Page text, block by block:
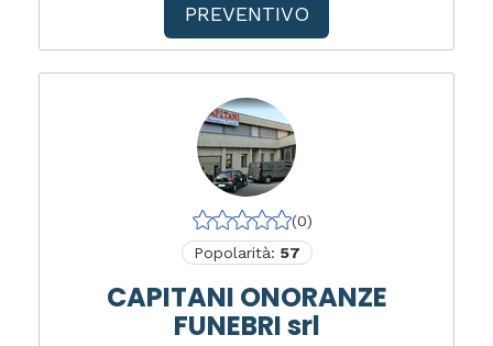
PREVENTIVO
(0)
Popolarità: 57
CAPITANI ONORANZE
FUNEBRI srl